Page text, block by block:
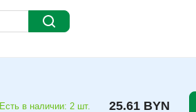
Есть в наличии: 2 шт. 25.61 BYN